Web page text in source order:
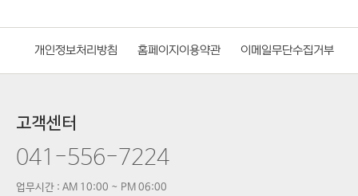
개인정보처리방침 홈페이지이용약관 이메일무단수집거부
고객센터
041-556-7224
업무시간 : AM 10:00 ~ PM 06:00